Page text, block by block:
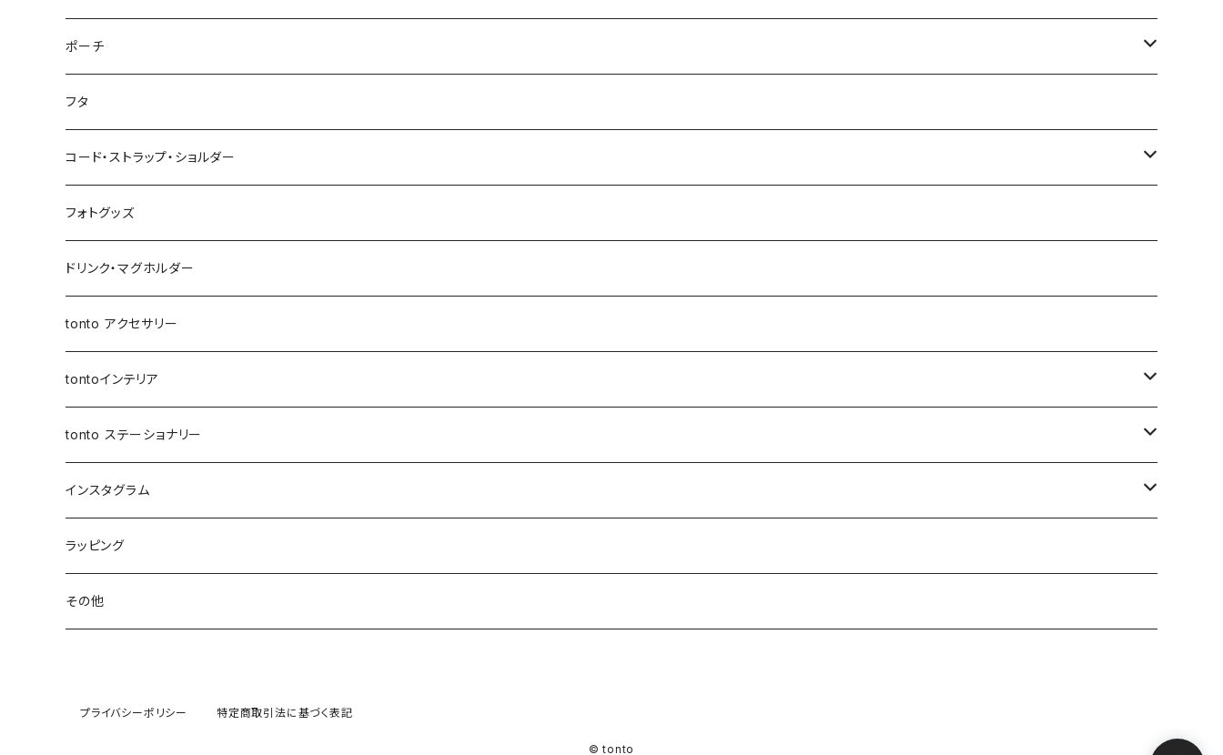
母子手帳ケース
ストローラーバッグ
バッグイン巾着
マルシェバッグ
ナップサック
レッスンバッグ
レザートート（縦型）
マザーズバッグ
オールインポーチ
ボトルホルダー
ティッシュケース
ペンケース
ブックカバー
ストラップ
ポケット付きおむつポーチ fit
ウェットティッシュケース
NEWウェットティッシュケース
３点セット
ポケットティッシュケース
NEWポケットティッシュケース
３点セット
母子手帳ケース
マザーズバッグ
保冷保温ポーチ
スマホショルダー
トートバッグ
レザートートバッグ（横型）
ジップトント
Sサイズ
Mサイズ
マザーズバッグ
あずまバッグ
３way一升餅リュック
母子手帳ケース
バケツバッグ
スクエアバッグ
メッセンジャーバッグ
巾着バッグ
アジャスター巾着バッグ
バッグイン巾着
オケージョンバッグ
アジャスターオケージョンバッグ
マルシェバッグ
保冷・保温バッグ
アジャスターショルダーバッグ
トートバッグ
ポーチ・小物ケース
スクエアバッグ
ジップトント
アジャスタージップトント
オケージョンバッグ
アジャスターオケージョンバッグ
バケツバッグ・巾着ショルダーバッグ
シカクポーチ
テトラポーチ
ポーチ
ポーチ
オールインポーチ
小物ケース
移動ポケット
保冷・保温 ポーチ
ボトルホルダー
フタ
コード・ストラップ・ショルダー
コード
レザーショルダー
ショートストラップ
ロングストラップ
レザーストラップ
ショルダーベルト
アジャスター付きショルダー
シャーリングストラップ
フォトグッズ
ドリンク・マグホルダー
tonto アクセサリー
tontoインテリア
クッションカバー
レザーケース
コースター
ティッシュケース
ソフトパックティッシュケース
tonto ステーショナリー
ペンケース
ブックカバー
PC・タブレットケース
インスタグラム
先行販売
先行受付 | ガチャ券
イベント
ラッピング
その他
プライバシーポリシー 特定商取引法に基づく表記
© tonto